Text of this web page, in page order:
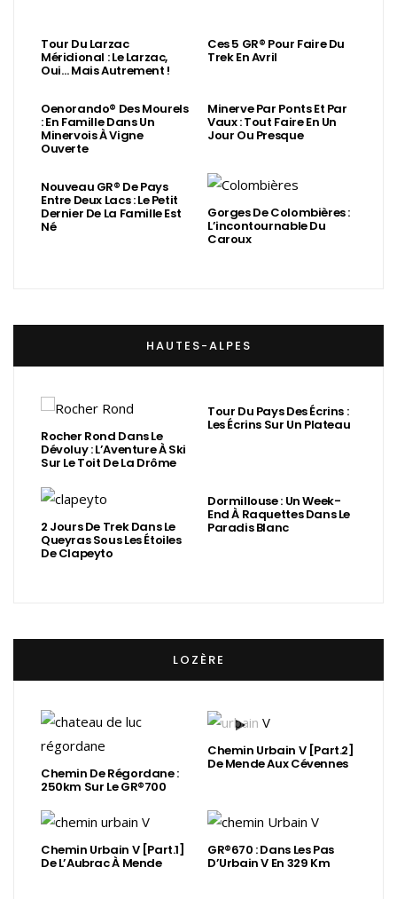
Tour Du Larzac
Méridional : Le Larzac,
Oui… Mais Autrement !
Ces 5 GR® Pour Faire Du
Trek En Avril
Oenorando® Des Mourels
: En Famille Dans Un
Minervois À Vigne
Ouverte
Minerve Par Ponts Et Par
Vaux : Tout Faire En Un
Jour Ou Presque
Nouveau GR® De Pays
Entre Deux Lacs : Le Petit
Dernier De La Famille Est
Né
Gorges De Colombières :
L’incontournable Du
Caroux
HAUTES-ALPES
Rocher Rond Dans Le
Dévoluy : L’Aventure À Ski
Sur Le Toit De La Drôme
Tour Du Pays Des Écrins :
Les Écrins Sur Un Plateau
2 Jours De Trek Dans Le
Queyras Sous Les Étoiles
De Clapeyto
Dormillouse : Un Week-
End À Raquettes Dans Le
Paradis Blanc
LOZÈRE
Chemin De Régordane :
250km Sur Le GR®700
Chemin Urbain V [Part.2]
De Mende Aux Cévennes
Chemin Urbain V [Part.1]
De L’Aubrac À Mende
GR®670 : Dans Les Pas
D’Urbain V En 329 Km